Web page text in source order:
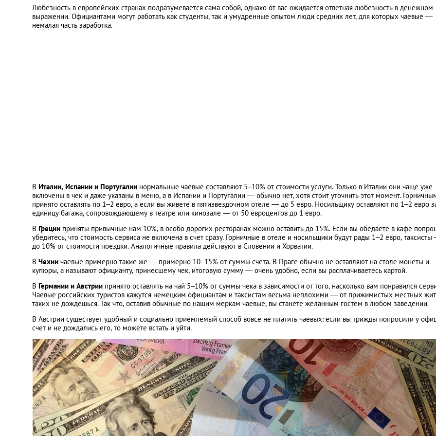
Любезность в европейских странах подразумевается сама собой, однако от вас ожидается ответная любезность в денежном
выражении. Официантами могут работать как студенты, так и умудренные опытом люди средних лет, для которых чаевые —
немалая часть заработка.
В Италии, Испании и Португалии нормальные чаевые составляют 5–10% от стоимости услуги. Только в Италии они чаще уже
включены в чек и даже указаны в меню, а в Испании и Португалии — обычно нет, хотя стоит уточнить этот момент.
принято оставлять по 1–2 евро, а если вы живете в пятизвездочном отеле — до 5 евро. Носильщику оставляют по 1–2 евро
единицу багажа, сопровождающему в театре или кинозале — от 50 евроцентов до 1 евро.
В Греции приняты привычные нам 10%, в особо дорогих ресторанах можно оставить до 15%. Если вы обедаете в кафе
убедитесь, что стоимость сервиса не включена в счет сразу. Горничные в отеле и носильщики будут рады 1–2 евро,
до 10% от стоимости поездки. Аналогичные правила действуют в Словении и Хорватии.
В Чехии чаевые примерно такие же — примерно 10–15% от суммы счета. В Праге обычно не оставляют на столе монеты и
купюры, а называют официанту, принесшему чек, итоговую сумму — очень удобно, если вы расплачиваетесь картой.
В Германии и Австрии принято оставлять на чай 5–10% от суммы чека в зависимости от того, насколько вам понравился
Чаевые российских туристов кажутся немецким официантам и таксистам весьма неплохими — от прижимистых местных
таких не дождешься. Так что, оставив обычные по нашим меркам чаевые, вы станете желанным гостем в любом заведении.
В Австрии существует удобный и социально приемлемый способ вовсе не платить чаевых: если вы трижды попросили у
счет и не дождались его, то можете встать и уйти.